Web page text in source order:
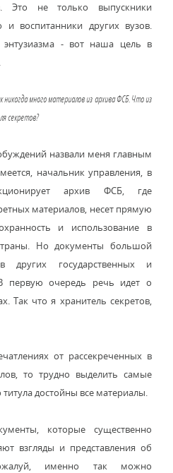
Это не только выпускники
воспитанники других вузов.
- вот наша цель в
никогда много материалов из архива ФСБ. Что из
секретов?
назвали меня главным
начальник управления, в
архив ФСБ, где
материалов, несет прямую
и использование в
Но документы большой
других государственных и
первую очередь речь идет о
Так что я хранитель секретов,
от рассекреченных в
то трудно выделить самые
достойны все материалы.
которые существенно
взгляды и представления об
именно так можно